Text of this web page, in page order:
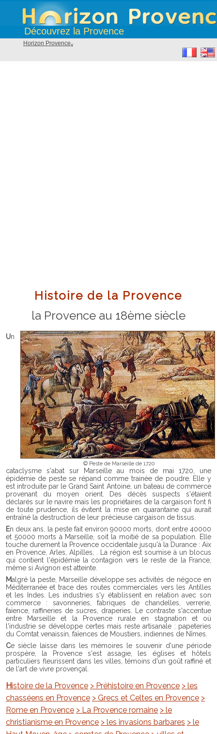
Découvrez la Provence
Horizon Provence
Histoire de la Provence
la Provence au 18ème siècle
© Peste de Marseille de 1720
Un
cataclysme s'abat sur Marseille au mois de mai 1720, une
épidémie de peste se répand comme trainée de poudre. Elle y
est introduite par le Grand Saint Antoine, un bateau de commerce
provenant du moyen orient. Des décès suspects s'étaient
déclarés sur le navire mais les propriétaires de la cargaison font fi
de toute prudence, ils évitent la mise en quarantaine qui aurait
entraîné la destruction de leur précieuse cargaison de tissus.
En deux ans, la peste fait environ 90000 morts, dont entre 40000
et 50000 morts à Marseille, soit la moitié de sa population. Elle
touche durement la Provence occidentale jusqu'à la Durance : Aix
en Provence, Arles, Alpilles, . La région est soumise à un blocus
qui contient l'épidémie la contagion vers le reste de la France,
même si Avignon est atteinte.
Malgré la peste, Marseille développe ses activités de négoce en
Méditerranée et trace des routes commerciales vers les Antilles
et les Indes. Les industries s'y établissent en relation avec son
commerce : savonneries, fabriques de chandelles, verrerie,
faïence, raffineries de sucres, draperies. Le contraste s'accentue
entre Marseille et la Provence rurale en stagnation et où
l'industrie se développe certes mais reste artisanale : papeteries
du Comtat venaissin, faïences de Moustiers, indiennes de Nîmes.
Ce siècle laisse dans les mémoires le souvenir d'une période
prospère, la Provence s'est assagie, les églises et hôtels
particuliers fleurissent dans les villes, témoins d'un goût raffiné et
de l'art de vivre provençal.
Histoire de la Provence > Préhistoire en Provence > les
chasséens en Provence > Grecs et Celtes en Provence >
Rome en Provence > La Provence romaine > le
christianisme en Provence > les invasions barbares > le